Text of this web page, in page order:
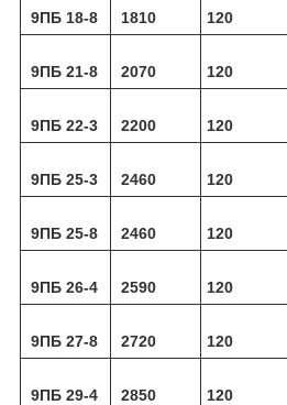
9ПБ 18-8 1810 120
9ПБ 21-8 2070 120
9ПБ 22-3 2200 120
9ПБ 25-3 2460 120
9ПБ 25-8 2460 120
9ПБ 26-4 2590 120
9ПБ 27-8 2720 120
9ПБ 29-4 2850 120